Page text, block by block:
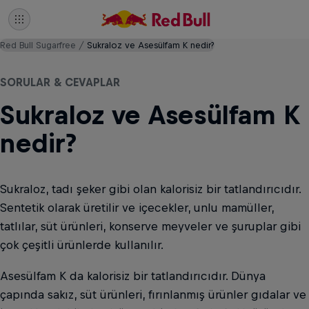
Red Bull Sugarfree Sukraloz ve Asesülfam K nedir?
SORULAR & CEVAPLAR
Sukraloz ve Asesülfam K
nedir?
Sukraloz, tadı şeker gibi olan kalorisiz bir tatlandırıcıdır.
Sentetik olarak üretilir ve içecekler, unlu mamüller,
tatlılar, süt ürünleri, konserve meyveler ve şuruplar gibi
çok çeşitli ürünlerde kullanılır.
Asesülfam K da kalorisiz bir tatlandırıcıdır. Dünya
çapında sakız, süt ürünleri, fırınlanmış ürünler gıdalar ve